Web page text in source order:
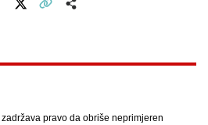
pravo da obriše neprimjeren